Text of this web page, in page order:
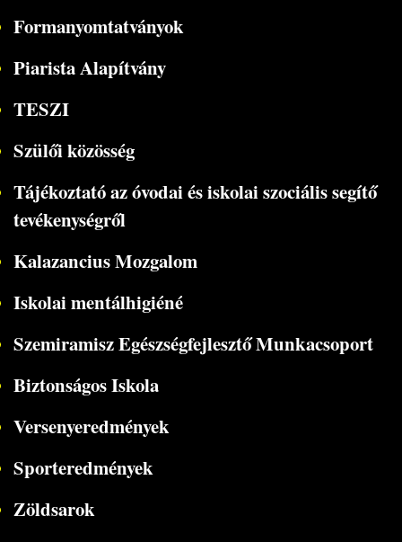
Formanyomtatványok
Piarista Alapítvány
TESZI
Szülői közösség
Tájékoztató az óvodai és iskolai szociális segítő
tevékenységről
Kalazancius Mozgalom
Iskolai mentálhigiéné
Szemiramisz Egészségfejlesztő Munkacsoport
Biztonságos Iskola
Versenyeredmények
Sporteredmények
Zöldsarok